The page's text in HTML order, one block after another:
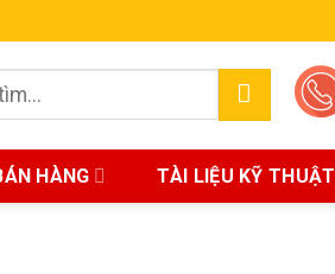
HÀNG TÀI LIỆU KỸ THUẬT